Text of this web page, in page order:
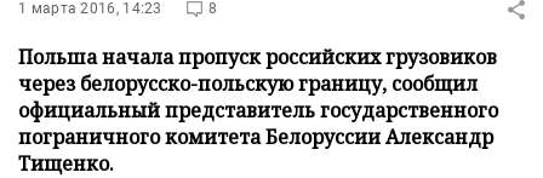
1 марта 2016, 14:23 8
Польша начала пропуск российских грузовиков
через белорусско-польскую границу, сообщил
официальный представитель государственного
пограничного комитета Белоруссии Александр
Тищенко.